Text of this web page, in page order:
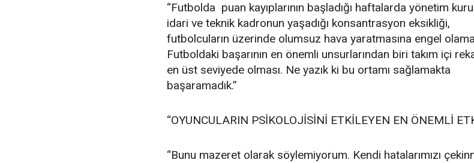
“Futbolda puan kayıplarının başladığı haftalarda yönetim
idari ve teknik kadronun yaşadığı konsantrasyon eksikliği,
futbolcuların üzerinde olumsuz hava yaratmasına engel
Futboldaki başarının en önemli unsurlarından biri takım içi
en üst seviyede olması. Ne yazık ki bu ortamı sağlamakta
başaramadık.”
“OYUNCULARIN PSİKOLOJİSİNİ ETKİLEYEN EN ÖNEMLİ
“Bunu mazeret olarak söylemiyorum. Kendi hatalarımızı